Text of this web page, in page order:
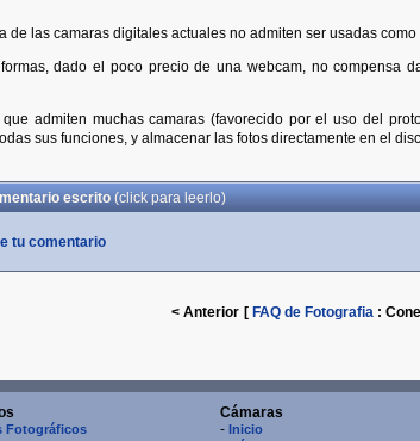
de las camaras digitales actuales no admiten ser usadas
dado el poco precio de una webcam, no compensa
admiten muchas camaras (favorecido por el uso del
sus funciones, y almacenar las fotos directamente en el
escrito(click paraleerlo)
tu comentario
< Anterior [ FAQ de Fotografia :
Fotográficos
Cámaras
- Inicio